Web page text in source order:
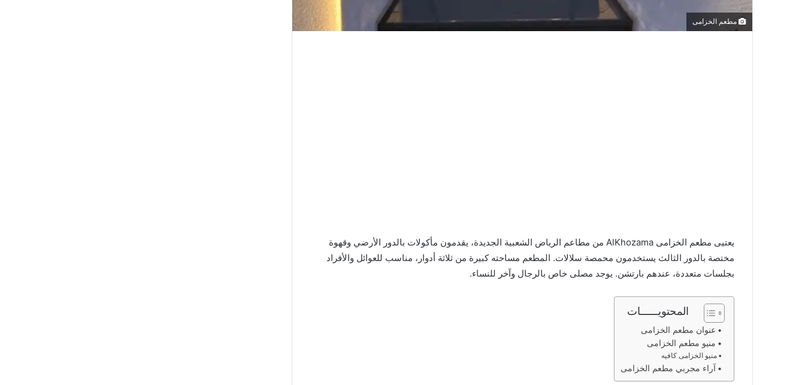
مطعم الخزامى
يعتيى مطعم الخزامى AlKhozama من مطاعم الرياض الشعبية الجديدة، يقدمون مأكولات بالدور الأرضي وقهوة
مختصة بالدور الثالث يستخدمون محمصة سلالات. المطعم مساحته كبيرة من ثلاثة أدوار، مناسب للعوائل والأفراد
بجلسات متعددة، عندهم بارتشن. يوجد مصلى خاص بالرجال وآخر للنساء.
المحتويــــــات
عنوان مطعم الخزامى
منيو مطعم الخزامى
منيو الخزامى كافيه
آراء مجربي مطعم الخزامى